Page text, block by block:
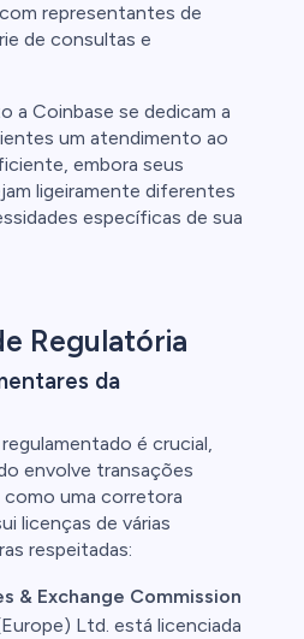
representantes de
de consultas e
a Coinbase se dedicam a
um atendimento ao
embora seus
ligeiramente diferentes
específicas de sua
Regulatória
da
é crucial,
envolve transações
como uma corretora
licenças de várias
respeitadas:
& Exchange Commission
Ltd. está licenciada